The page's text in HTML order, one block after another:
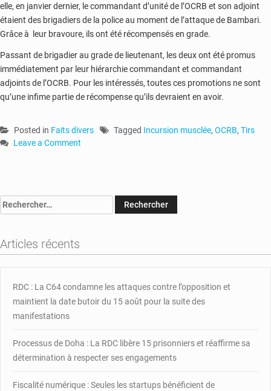
elle, en janvier dernier, le commandant d’unité de l’OCRB et son adjoint
étaient des brigadiers de la police au moment de l’attaque de Bambari.
Grâce à leur bravoure, ils ont été récompensés en grade.
Passant de brigadier au grade de lieutenant, les deux ont été promus
immédiatement par leur hiérarchie commandant et commandant
adjoints de l’OCRB. Pour les intéressés, toutes ces promotions ne sont
qu’une infime partie de récompense qu’ils devraient en avoir.
Posted in Faits divers Tagged Incursion musclée, OCRB, Tirs
Leave a Comment
tirs
à
la
générale
la
police
Rechercher :
Articles récents
RDC : La C64 condamne les attaques contre l’opposition et
maintient la date butoir du 15 août pour la suite des
manifestations
Processus de Doha : La RDC libère 15 prisonniers et réaffirme sa
détermination à respecter ses engagements
Fiscalité numérique : Seules les startups bénéficient de